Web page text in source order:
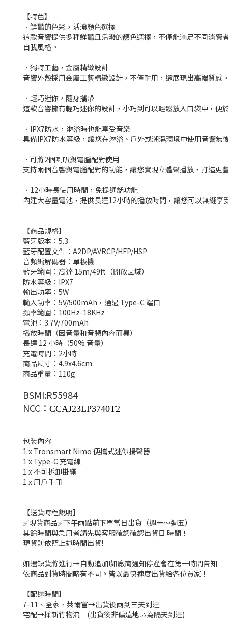
【特色】
．鮮豔的色彩，活潑顏色選擇
這款音響提供多種鮮豔且活潑的顏色選擇，不僅能滿足不同消
自我風格。
．獨特工藝，金屬精緻設計
音響外殼採用金屬工藝精緻設計，不僅耐用，還展現出高端質
．輕巧迷你，隨身攜帶
這款音響擁有輕巧迷你的設計，小巧到可以輕鬆放入口袋中，
．IPX7防水，淋浴時也能享受音樂
具備IPX7防水等級，讓您在淋浴、戶外或潮濕環境中使用音響
．可將2個喇叭與電腦配對使用
支持兩個音響與電腦配對的功能，讓您實現立體聲播放，打造
．12小時長使用時間，免提通話功能
內建大容量電池，提供長達12小時的播放時間，讓您可以無縫
【商品規格】
藍牙版本：5.3
藍牙配置文件：A2DP/AVRCP/HFP/HSP
音頻編解碼器：單板機
藍牙範圍：高達 15m/49ft（開放區域）
防水等級：IPX7
輸出功率：5W
輸入功率：5V/500mAh，通過 Type-C 端口
頻率範圍：100Hz-18KHz
電池：3.7V/700mAh
播放時間（因音量和音頻內容而異）
長達 12 小時（50% 音量）
充電時間：2小時
商品尺寸：4.9x4.6cm
商品重量：110g
BSMI:R55984
NCC： CCAJ23LP3740T2
包裝內容
1 x Tronsmart Nimo 便攜式迷你揚聲器
1 x Type-C 充電線
1 x 不可拆卸掛繩
1 x 用戶手冊
【送貨時程說明】
✅現貨商品✅下午兩點前下單當日出貨（週一～週五）
其餘時間與急用者請先與客服確認確認出貨日 時間！
現貨則依照上述時間出貨!
如遇缺貨將進行→自動追加!如廠商通知停產會在第一時間告知
依商品到貨時間略有不同。皆以最快速度出貨給各位買家！
【配送時間】
7-11、全家、萊爾富→出貨後兩到三天到達
宅配→採新竹物流＿(出貨後非偏遠地區為隔天到達)